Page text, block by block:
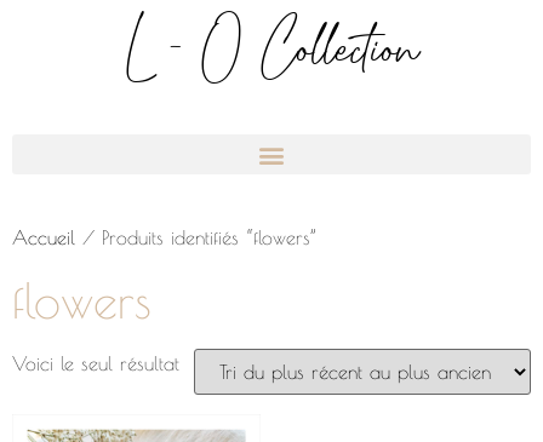
L - O Collection
Accueil / Produits identifiés “flowers”
flowers
Voici le seul résultat